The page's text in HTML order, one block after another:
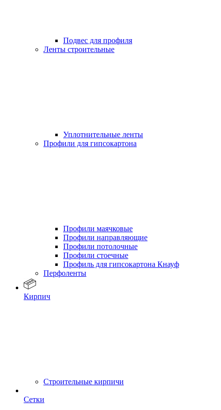
Подвес для профиля
Ленты строительные
Уплотнительные ленты
Профили для гипсокартона
Профили маячковые
Профили направляющие
Профили потолочные
Профили стоечные
Профиль для гипсокартона Кнауф
Перфоленты
Кирпич
Строительные кирпичи
Сетки